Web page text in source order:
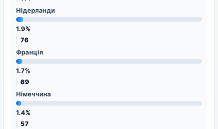
Нідерланди
1.9%
76
Франція
1.7%
69
Німеччина
1.4%
57